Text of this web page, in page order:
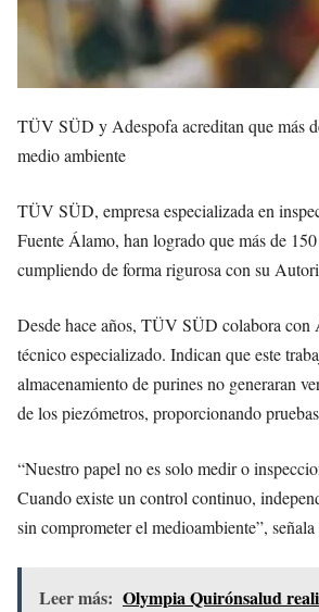
TÜV SÜD y Adespofa acreditan que más
medio ambiente
TÜV SÜD, empresa especializada en
Fuente Álamo, han logrado que más de
cumpliendo de forma rigurosa con su
Desde hace años, TÜV SÜD colabora con
técnico especializado. Indican que este
almacenamiento de purines no generaran
de los piezómetros, proporcionando
“Nuestro papel no es solo medir o
Cuando existe un control continuo,
sin comprometer el medioambiente”,
Leer más: Olympia Quirónsalud